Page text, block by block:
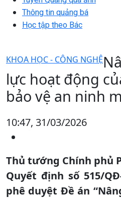
Thông tin quảng bá
Học tập theo Bác
KHOA HỌC - CÔNG NGHỆ
lực hoạt động
bảo vệ an ninh
10:47, 31/03/2026
Thủ tướng Chính phủ
Quyết định số 515/
phê duyệt Đề án